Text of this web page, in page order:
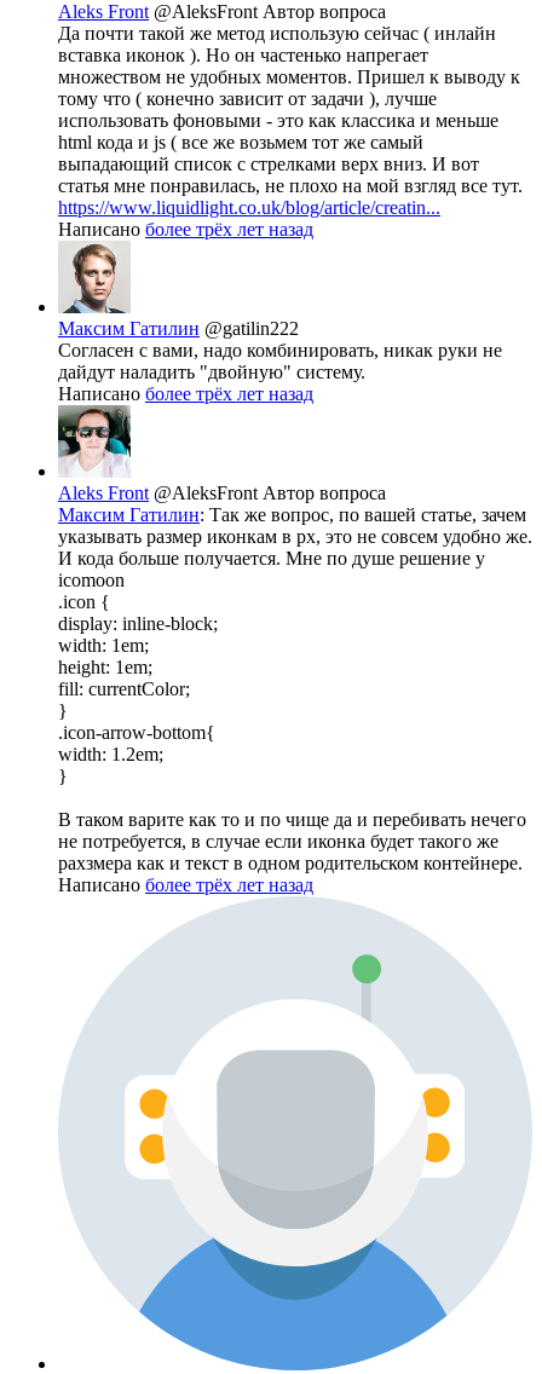
Aleks Front @AleksFront Автор вопроса
Да почти такой же метод использую сейчас ( инлайн
вставка иконок ). Но он частенько напрегает
множеством не удобных моментов. Пришел к выводу к
тому что ( конечно зависит от задачи ), лучше
использовать фоновыми - это как классика и меньше
html кода и js ( все же возьмем тот же самый
выпадающий список с стрелками верх вниз. И вот
статья мне понравилась, не плохо на мой взгляд все тут.
https://www.liquidlight.co.uk/blog/article/creatin...
Написано более трёх лет назад
Максим Гатилин @gatilin222
Согласен с вами, надо комбинировать, никак руки не
дайдут наладить "двойную" систему.
Написано более трёх лет назад
Aleks Front @AleksFront Автор вопроса
Максим Гатилин: Так же вопрос, по вашей статье, зачем
указывать размер иконкам в px, это не совсем удобно же.
И кода больше получается. Мне по душе решение у
icomoon
.icon {
display: inline-block;
width: 1em;
height: 1em;
fill: currentColor;
}
.icon-arrow-bottom{
width: 1.2em;
}
В таком варите как то и по чище да и перебивать нечего
не потребуется, в случае если иконка будет такого же
рахзмера как и текст в одном родительском контейнере.
Написано более трёх лет назад